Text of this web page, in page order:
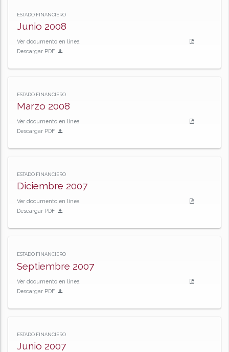
ESTADO FINANCIERO
Junio 2008
Ver documento en línea
Descargar PDF
ESTADO FINANCIERO
Marzo 2008
Ver documento en línea
Descargar PDF
ESTADO FINANCIERO
Diciembre 2007
Ver documento en línea
Descargar PDF
ESTADO FINANCIERO
Septiembre 2007
Ver documento en línea
Descargar PDF
ESTADO FINANCIERO
Junio 2007